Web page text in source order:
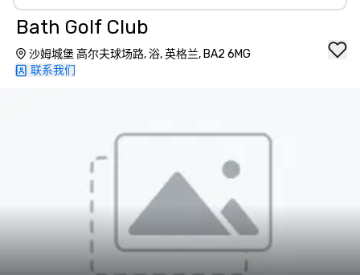
Bath Golf Club
沙姆城堡 高尔夫球场路, 浴, 英格兰, BA2 6MG
联系我们